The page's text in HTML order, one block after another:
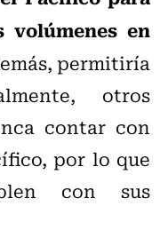
volúmenes en
permitiría
otros
contar con
por lo que
con sus